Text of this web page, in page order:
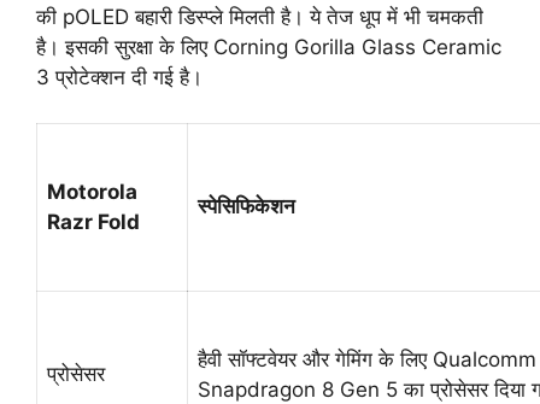
की pOLED बहारी डिस्प्ले मिलती है। ये तेज धूप में भी चमकती
है। इसकी सुरक्षा के लिए Corning Gorilla Glass Ceramic
3 प्रोटेक्शन दी गई है।
Motorola
Razr Fold
स्पेसिफिकेशन
प्रोसेसर
हैवी सॉफ्टवेयर और गेमिंग के लिए Qualcomm
Snapdragon 8 Gen 5 का प्रोसेसर दिया